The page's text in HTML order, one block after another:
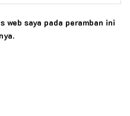
web saya pada peramban ini